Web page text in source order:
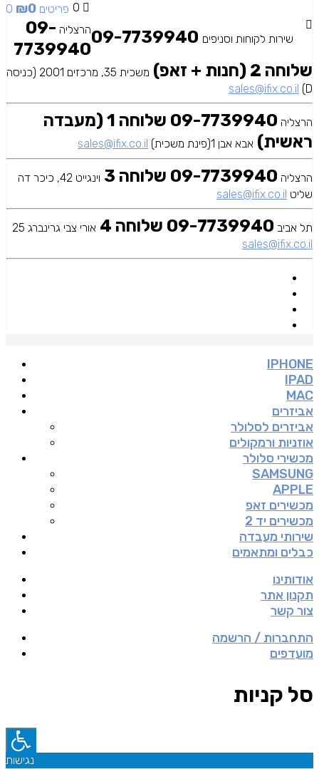
0 0 פריטים ₪0
שירות לקוחות וסניפים
הרצליה 09-
7739940
שלוחה 2 (חנות + זאפ)
משכית 35, מרכזים 2001 (כניסה
D)
sales@ifix.co.il
הרצליה
09-7739940 שלוחה 1 (מעבדה
ראשית) אבא אבן 1(פינת משכית) sales@ifix.co.il
הרצליה 09-7739940 שלוחה 3
וינגייט 42, כיכר דה
שליט sales@ifix.co.il
תל אביב 09-7739940 שלוחה 4
אורי צבי גרינברג 25
sales@ifix.co.il
IPHONE
IPAD
MAC
אביזרים
אביזרים לסלולר
אוזניות ורמקולים
מכשירי סלולר
SAMSUNG
APPLE
מכשירים זאפ
מכשירים יד 2
שירותי מעבדה
כבלים ומתאמים
אודותינו
תקנון אתר
צור קשר
התחברות / הרשמה
מועדפים
סל קניות
נגישות